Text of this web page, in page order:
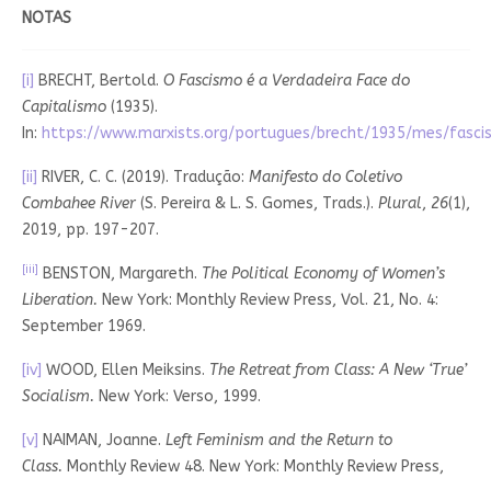
NOTAS
[i] BRECHT, Bertold. O Fascismo é a Verdadeira Face do
Capitalismo (1935).
In: https://www.marxists.org/portugues/brecht/1935/mes/
[ii] RIVER, C. C. (2019). Tradução: Manifesto do Coletivo
Combahee River(S. Pereira & L. S. Gomes, Trads.). Plural, 26(1),
2019, pp. 197-207.
[iii] BENSTON, Margareth. The Political Economy of Women’s
Liberation. New York: Monthly Review Press, Vol. 21, No. 4:
September 1969.
[iv] WOOD, Ellen Meiksins. The Retreat from Class: A New ‘True’
Socialism. New York: Verso, 1999.
[v] NAIMAN, Joanne. Left Feminism and the Return to
Class. Monthly Review 48. New York: Monthly Review Press,